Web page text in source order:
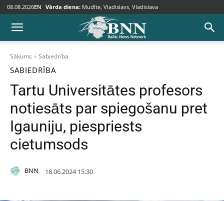
08.08.2026EN Vārda diena: Mudīte, Vladislavs, Vladislava
Sākums Sabiedrība
SABIEDRĪBA
Tartu Universitātes profesors
notiesāts par spiegošanu pret
Igauniju, piespriests
cietumsods
BNN 18.06.2024 15:30